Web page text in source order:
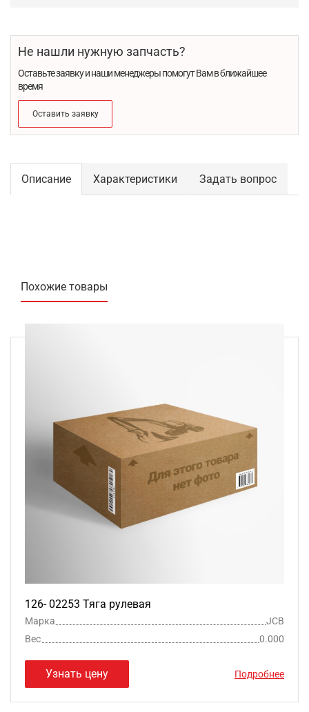
Не нашли нужную запчасть?
Оставьте заявку и наши менеджеры помогут Вам в ближайшее
время
Оставить заявку
Описание Характеристики Задать вопрос
Похожие товары
126- 02253 Тяга рулевая
Марка
JCB
Вес
0.000
Узнать цену Подробнее